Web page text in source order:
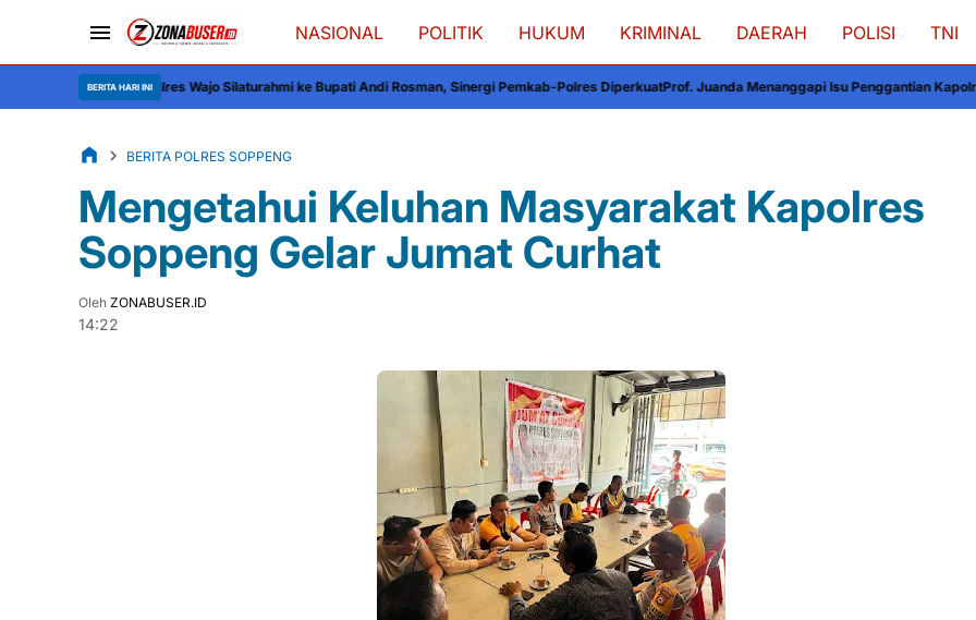
NASIONAL POLITIK HUKUM KRIMINAL DAERAH POLISI TNI
BERITA HARI INI
Wajo Silaturahmi ke Bupati Andi Rosman, Sinergi Pemkab-Polres DiperkuatProf. Juanda Menanggapi Isu Penggantian Kapolri: Anomali dalam
BERITA POLRES SOPPENG
Mengetahui Keluhan Masyarakat Kapolres
Soppeng Gelar Jumat Curhat
Oleh ZONABUSER.ID
14:22